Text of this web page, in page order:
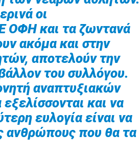
οι
ΟΦΗ και τα ζωντανά
ακόμα και στην
αποτελούν την
του συλλόγου.
αναπτυξιακών
και να
ευλογία είναι να
ανθρώπους που θα τα